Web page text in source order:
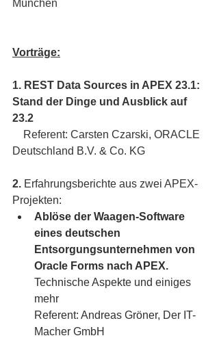
München
Vorträge:
1. REST Data Sources in APEX 23.1:
Stand der Dinge und Ausblick auf
23.2
Deutschland B.V. & Co. KG
2. Erfahrungsberichte aus zwei APEX-
Projekten:
Ablöse der Waagen-Software
eines deutschen
Entsorgungsunternehmen von
Oracle Forms nach APEX.
Technische Aspekte und einiges
mehr
Referent: Andreas Gröner, Der IT-
Macher GmbH